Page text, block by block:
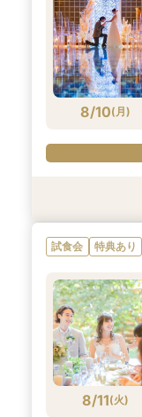
8/9(日)
8/9(日)
8/10( 月)
8/10(月)
8/10(月)
8/10(月)
試食会 特典あり
8/11(火)